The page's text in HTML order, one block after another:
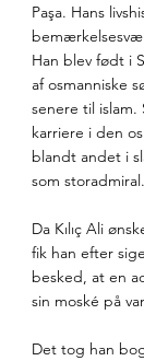
Paşa. Hans
Han blev født i
af osmanniske
senere til
karriere i den
blandt andet i
som storadmiral.
Da Kılıç Ali
fik han efter
besked, at en
sin moské på
Det tog han